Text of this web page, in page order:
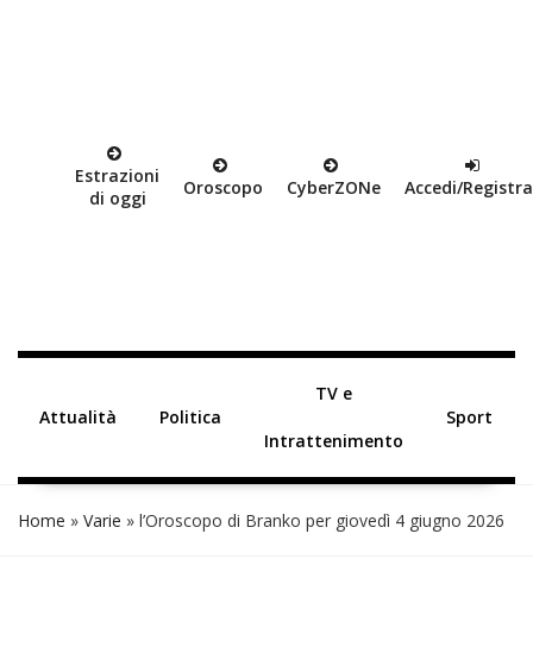
Estrazioni
di oggi
Oroscopo CyberZONe Accedi/
Attualità Politica
TV e
Intrattenimento
Sport
Home » Varie » l’Oroscopo di Branko per giovedì 4 giugno 2026